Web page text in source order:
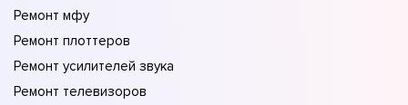
Ремонт мфу
Ремонт плоттеров
Ремонт усилителей звука
Ремонт телевизоров